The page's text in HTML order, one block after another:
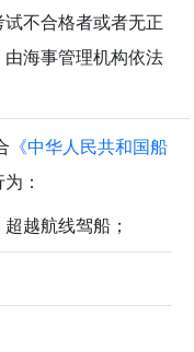
不合格者或者无正
海事管理机构依法
《中华人民共和国船
：
越航线驾船；